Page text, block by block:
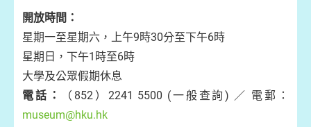
開放時間：
星期一至星期六，上午9時30分至下午6時
星期日，下午1時至6時
大學及公眾假期休息
電話：
（852）2241 5500 (一般查詢) ／ 電郵：
museum@hku.hk